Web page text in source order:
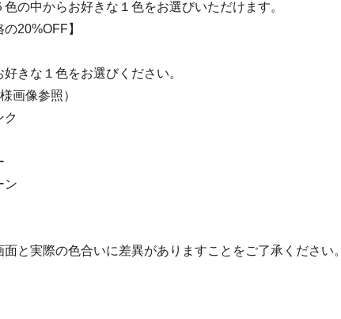
の中からお好きな１色をお選びいただけます。
20%OFF】
きな１色をお選びください。
画像参照）
ク
ン
と実際の色合いに差異がありますことをご了承ください。